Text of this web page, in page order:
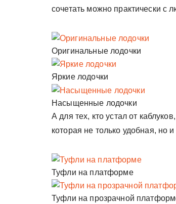
сочетать можно практически с
Оригинальные лодочки
Яркие лодочки
Насыщенные лодочки
А для тех, кто устал от
которая не только удобная, но
Туфли на платформе
Туфли на прозрачной